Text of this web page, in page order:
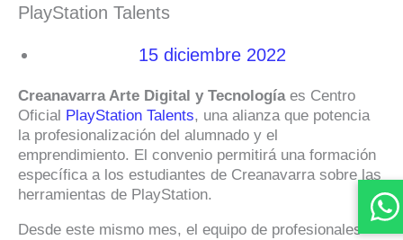
PlayStation Talents
15 diciembre 2022
Creanavarra Arte Digital y Tecnologíaes Centro
Oficial PlayStation Talents, una alianza que potencia
la profesionalización del alumnado y el
emprendimiento. El convenio permitirá una formación
específica a los estudiantes de Creanavarra sobre las
herramientas de PlayStation.
Desde este mismo mes, el equipo de profesionales